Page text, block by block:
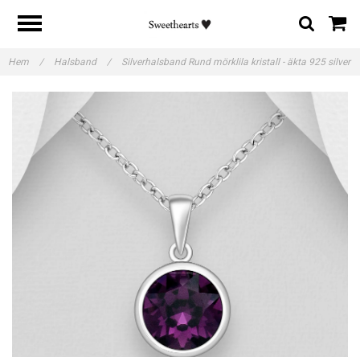
Hem / Halsband / Silverhalsband Rund mörklila kristall - äkta 925 silver